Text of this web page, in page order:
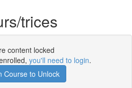
trices
content locked
you'll need to login.
Course to Unlock